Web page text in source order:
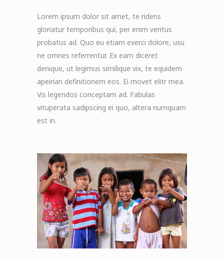
Lorem ipsum dolor sit amet, te ridens
gloriatur temporibus qui, per enim veritus
probatus ad. Quo eu etiam exerci dolore, usu
ne omnes referrentur. Ex eam diceret
denique, ut legimus similique vix, te equidem
apeirian definitionem eos. Ei movet elitr mea.
Vis legendos conceptam ad. Fabulas
vituperata sadipscing ei quo, altera numquam
est in.